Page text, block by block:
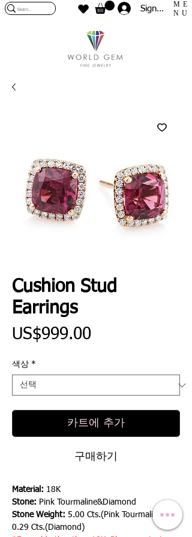
Sign In
ME
NU
Cushion Stud
Earrings
US$999.00가
색상 *
카트에 추가
구매하기
Material: 18K
Stone: Pink Tourmaline&Diamond
Stone Weight: 5.00 Cts.(Pink Tourmaline),
0.29 Cts.(Diamond)